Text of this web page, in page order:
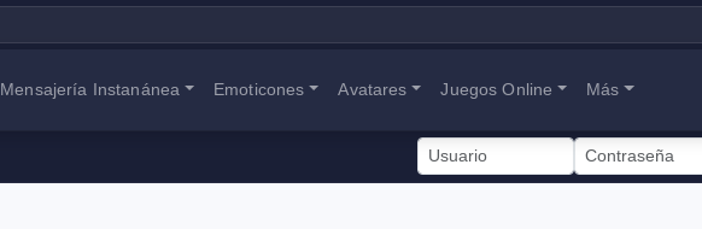
Mensajería Instanánea Emoticones Avatares Juegos Online Más